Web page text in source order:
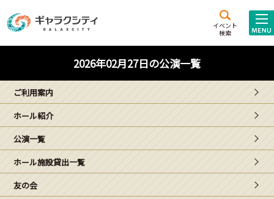
イベント
検索
施設案内
西新井
文化ホール
ギャラクシティとは
こどもみーてぃんぐ
Gがくえん
2026年02月27日の公演一覧
ご利用案内
ホール紹介
公演一覧
ホール施設貸出一覧
友の会